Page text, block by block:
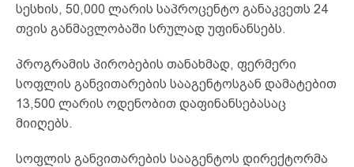
სესხის, 50,000 ლარის საპროცენტო განაკვეთს 24
თვის განმავლობაში სრულად უფინანსებს.
პროგრამის პირობების თანახმად, ფერმერი
სოფლის განვითარების სააგენტოსგან დამატებით
13,500 ლარის ოდენობით დაფინანსებასაც
მიიღებს.
სოფლის განვითარების სააგენტოს დირექტორმა